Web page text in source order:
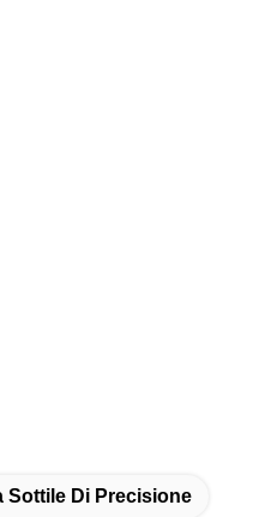
Sottile Di Precisione